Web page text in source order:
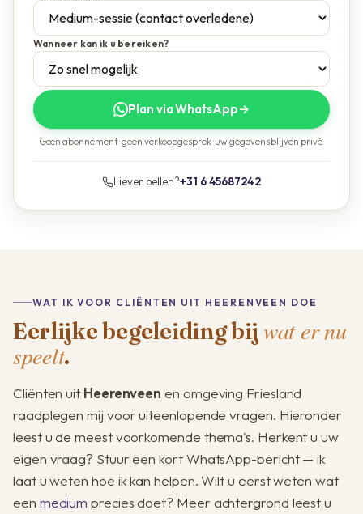
Wanneer kan ik u bereiken?
Plan via WhatsApp→
Geen abonnement · geen verkoopgesprek · uw gegevens blijven privé.
Liever bellen?+31 6 45687242
WAT IK VOOR CLIËNTEN UIT HEERENVEEN DOE
Eerlijke begeleiding bij wat er nu
speelt.
Cliënten uit Heerenveen en omgeving Friesland
raadplegen mij voor uiteenlopende vragen. Hieronder
leest u de meest voorkomende thema's. Herkent u uw
eigen vraag? Stuur een kort WhatsApp-bericht — ik
laat u weten hoe ik kan helpen. Wilt u eerst weten wat
een medium precies doet? Meer achtergrond leest u